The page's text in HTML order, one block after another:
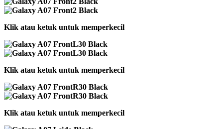
Klik atau ketuk untuk memperkecil
Klik atau ketuk untuk memperkecil
Klik atau ketuk untuk memperkecil